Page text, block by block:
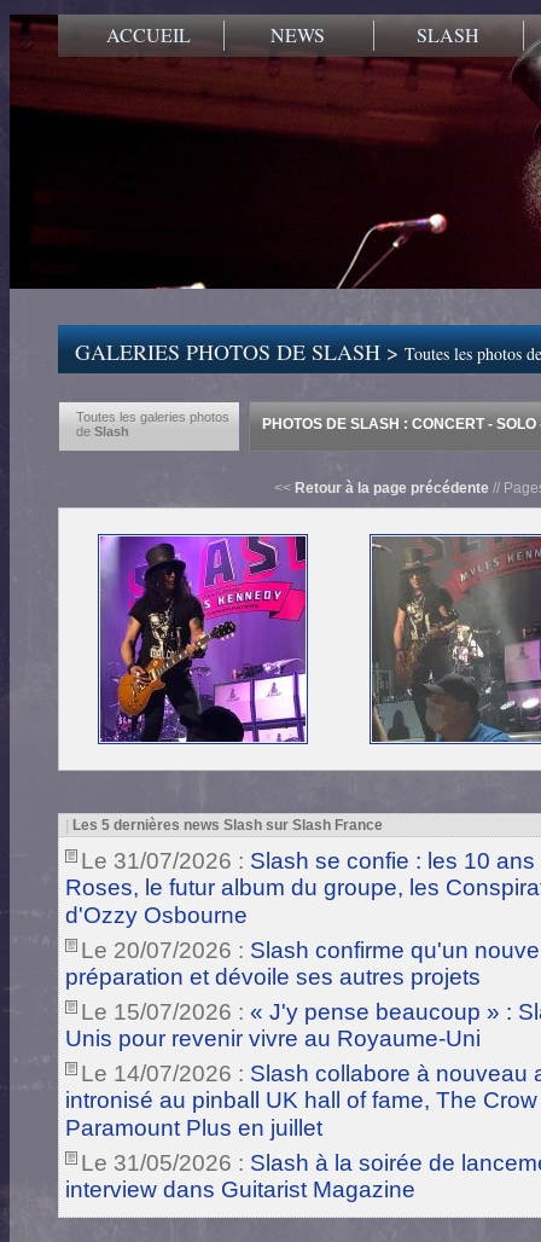
ACCUEIL NEWS SLASH
GALERIES PHOTOS DE SLASH >Toutes les photos
Toutes les galeries photos
de Slash PHOTOS DE SLASH : CONCERT -
<< Retour à la page précédente //
Les 5 dernières news Slash sur Slash France
Le 31/07/2026 : Slash se confie : les 10
Roses, le futur album du groupe, les
d'Ozzy Osbourne
Le 20/07/2026 : Slash confirme qu'un
préparation et dévoile ses autres projets
Le 15/07/2026 : « J'y pense beaucoup » :
Unis pour revenir vivre au Royaume-Uni
Le 14/07/2026 : Slash collabore à nouveau
intronisé au pinball UK hall of fame, The
Paramount Plus en juillet
Le 31/05/2026 : Slash à la soirée de
interview dans Guitarist Magazine